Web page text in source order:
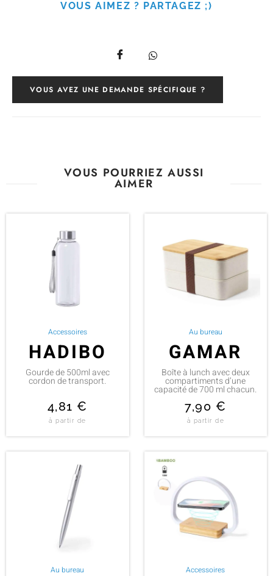
VOUS AIMEZ ? PARTAGEZ ;)
VOUS AVEZ UNE DEMANDE SPÉCIFIQUE ?
VOUS POURRIEZ AUSSI
AIMER
Accessoires
HADIBO
Gourde de 500ml avec
cordon de transport.
4,81€
à partir de
Au bureau
GAMAR
Boîte à lunch avec deux
compartiments d’une
capacité de 700 ml chacun.
7,90 €
à partir de
Au bureau Accessoires